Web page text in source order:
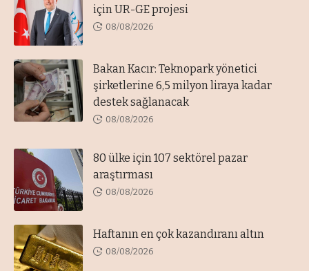
için UR-GE projesi
08/08/2026
Bakan Kacır: Teknopark yönetici
şirketlerine 6,5 milyon liraya kadar
destek sağlanacak
08/08/2026
80 ülke için 107 sektörel pazar
araştırması
08/08/2026
Haftanın en çok kazandıranı altın
08/08/2026